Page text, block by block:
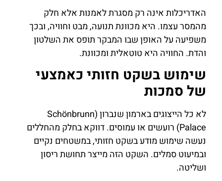
האדריכלות אינה רק מסגרת לאמנות אלא חלק
מהמסר עצמו. היא מכוונת תנועה, מבט וחוויה, ובכך
משפיעה על האופן שבו המבקר תופס את השלטון
והדת. החוויה היא טוטאלית ומכוונת.
שימוש בשקט חזותי כאמצעי
של סמכות
לא כל הייצוגים בארמון שנברון (Schönbrunn
Palace) רועשים או עמוסים. דווקא בחלק מהחללים
נעשה שימוש מודע בשקט חזותי, במשטחים נקיים
ובמיעוט סמלים. השקט הזה מייצר תחושת ריסון
ושליטה.